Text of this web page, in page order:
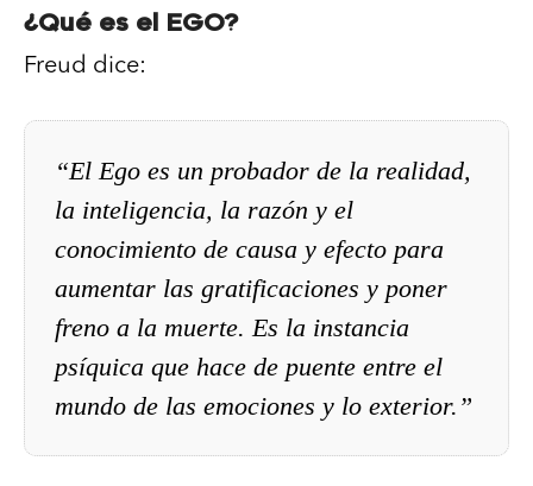
¿Qué es el EGO?
Freud dice:
“El Ego es un probador de la realidad,
la inteligencia, la razón y el
conocimiento de causa y efecto para
aumentar las gratificaciones y poner
freno a la muerte. Es la instancia
psíquica que hace de puente entre el
mundo de las emociones y lo exterior.”